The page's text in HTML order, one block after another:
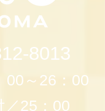
8013
00～26：00
／25：00